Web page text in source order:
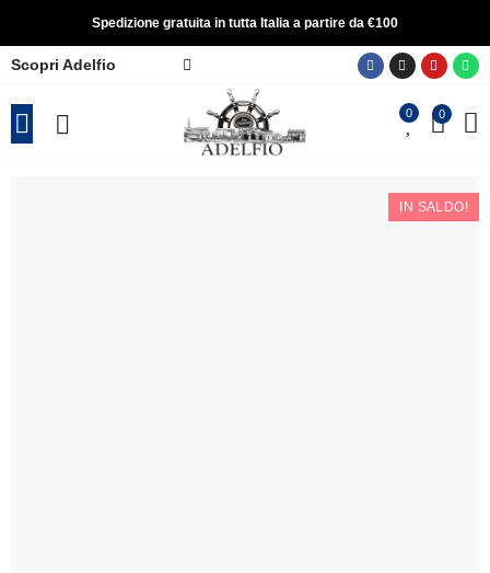
Spedizione gratuita in tutta Italia a partire da €100
Scopri Adelfio
0 0
IN SALDO!